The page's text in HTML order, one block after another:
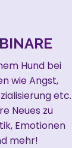
Hund bei
wie Angst,
etc.
Neues zu
Emotionen
mehr!